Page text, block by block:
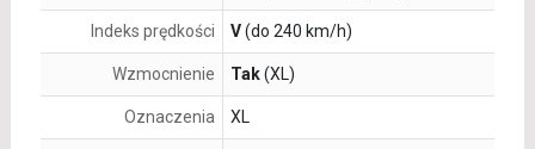
Indeks prędkości V(do 240 km/h)
Wzmocnienie Tak(XL)
Oznaczenia XL